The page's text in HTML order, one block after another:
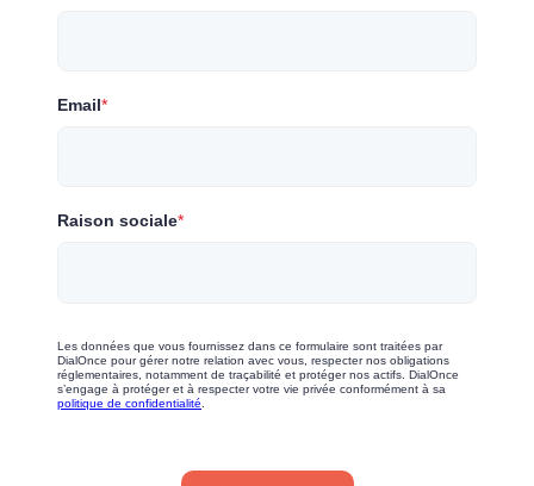
Email*
Raison sociale*
Les données que vous fournissez dans ce formulaire sont traitées par
DialOnce pour gérer notre relation avec vous, respecter nos obligations
réglementaires, notamment de traçabilité et protéger nos actifs. DialOnce
s’engage à protéger et à respecter votre vie privée conformément à sa
politique de confidentialité